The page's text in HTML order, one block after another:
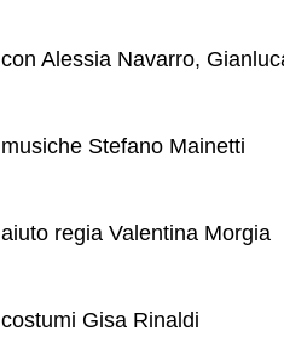
con Alessia Navarro,
musiche Stefano Mainetti
aiuto regia Valentina Morgia
costumi Gisa Rinaldi